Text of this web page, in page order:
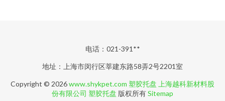
电话：021-391**
地址：上海市闵行区莘建东路58弄2号2201室
Copyright © 2026www.shykpet.com 塑胶托盘 上海越科新材料股
份有限公司 塑胶托盘 版权所有Sitemap